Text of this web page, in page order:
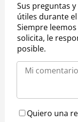
Sus preguntas
útiles durante
Siempre
solicita, le
posible.
Quiero una